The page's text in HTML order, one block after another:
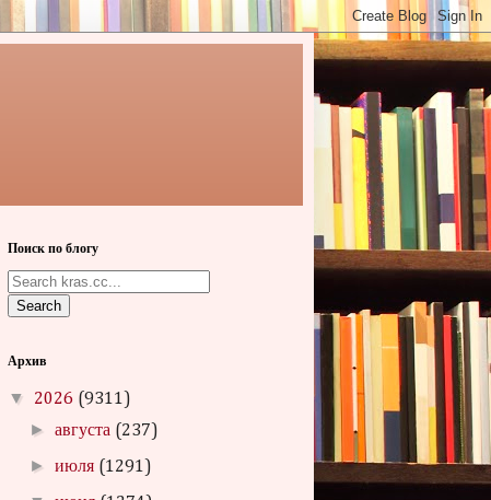
Поиск по блогу
Search
Архив
▼ 2026 (9311)
►августа (237)
►июля (1291)